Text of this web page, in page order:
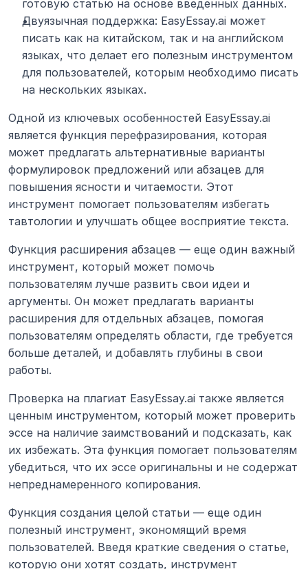
готовую статью на основе введенных данных.
Двуязычная поддержка: EasyEssay.ai может
писать как на китайском, так и на английском
языках, что делает его полезным инструментом
для пользователей, которым необходимо писать
на нескольких языках.
Одной из ключевых особенностей EasyEssay.ai
является функция перефразирования, которая
может предлагать альтернативные варианты
формулировок предложений или абзацев для
повышения ясности и читаемости. Этот
инструмент помогает пользователям избегать
тавтологии и улучшать общее восприятие текста.
Функция расширения абзацев — еще один важный
инструмент, который может помочь
пользователям лучше развить свои идеи и
аргументы. Он может предлагать варианты
расширения для отдельных абзацев, помогая
пользователям определять области, где требуется
больше деталей, и добавлять глубины в свои
работы.
Проверка на плагиат EasyEssay.ai также является
ценным инструментом, который может проверить
эссе на наличие заимствований и подсказать, как
их избежать. Эта функция помогает пользователям
убедиться, что их эссе оригинальны и не содержат
непреднамеренного копирования.
Функция создания целой статьи — еще один
полезный инструмент, экономящий время
пользователей. Введя краткие сведения о статье,
которую они хотят создать, инструмент